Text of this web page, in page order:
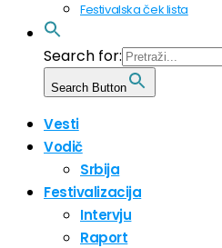
Festivalska ček lista
Search for:
Search Button
Vesti
Vodič
Srbija
Festivalizacija
Intervju
Raport